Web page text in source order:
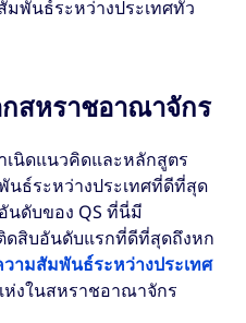
พันธ์ระหว่างประเทศทั่ว
สหราชอาณาจักร
นิดแนวคิดและหลักสูตร
ธ์ระหว่างประเทศที่ดีที่สุด
นดับของ QS ที่นี่มี
ดสิบอันดับแรกที่ดีที่สุดถึงหก
ามสัมพันธ์ระหว่างประเทศ
งในสหราชอาณาจักร